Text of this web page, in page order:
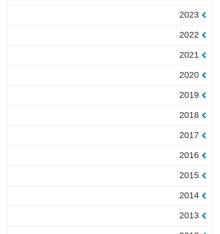
2023
2022
2021
2020
2019
2018
2017
2016
2015
2014
2013